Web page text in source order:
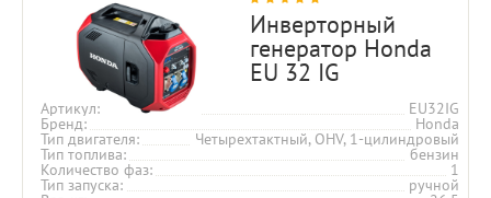
Инверторный
генератор Honda
EU 32 IG
Артикул EU32IG
Бренд Honda
Тип двигателя Четырехтактный, OHV, 1-цилиндровый
Тип топлива бензин
Количество фаз 1
Тип запуска ручной